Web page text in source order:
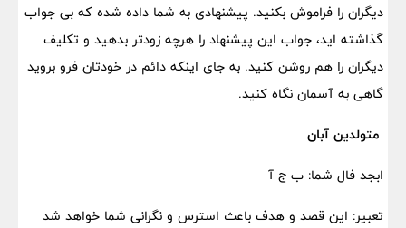
دیگران را فراموش بکنید. پیشنهادی به شما داده شده که بی جواب
گذاشته اید، جواب این پیشنهاد را هرچه زودتر بدهید و تکلیف
دیگران را هم روشن کنید. به جای اینکه دائم در خودتان فرو بروید
گاهی به آسمان نگاه کنید.
متولدین آبان
ابجد فال شما: ب ج آ
تعبیر: این قصد و هدف باعث استرس و نگرانی شما خواهد شد